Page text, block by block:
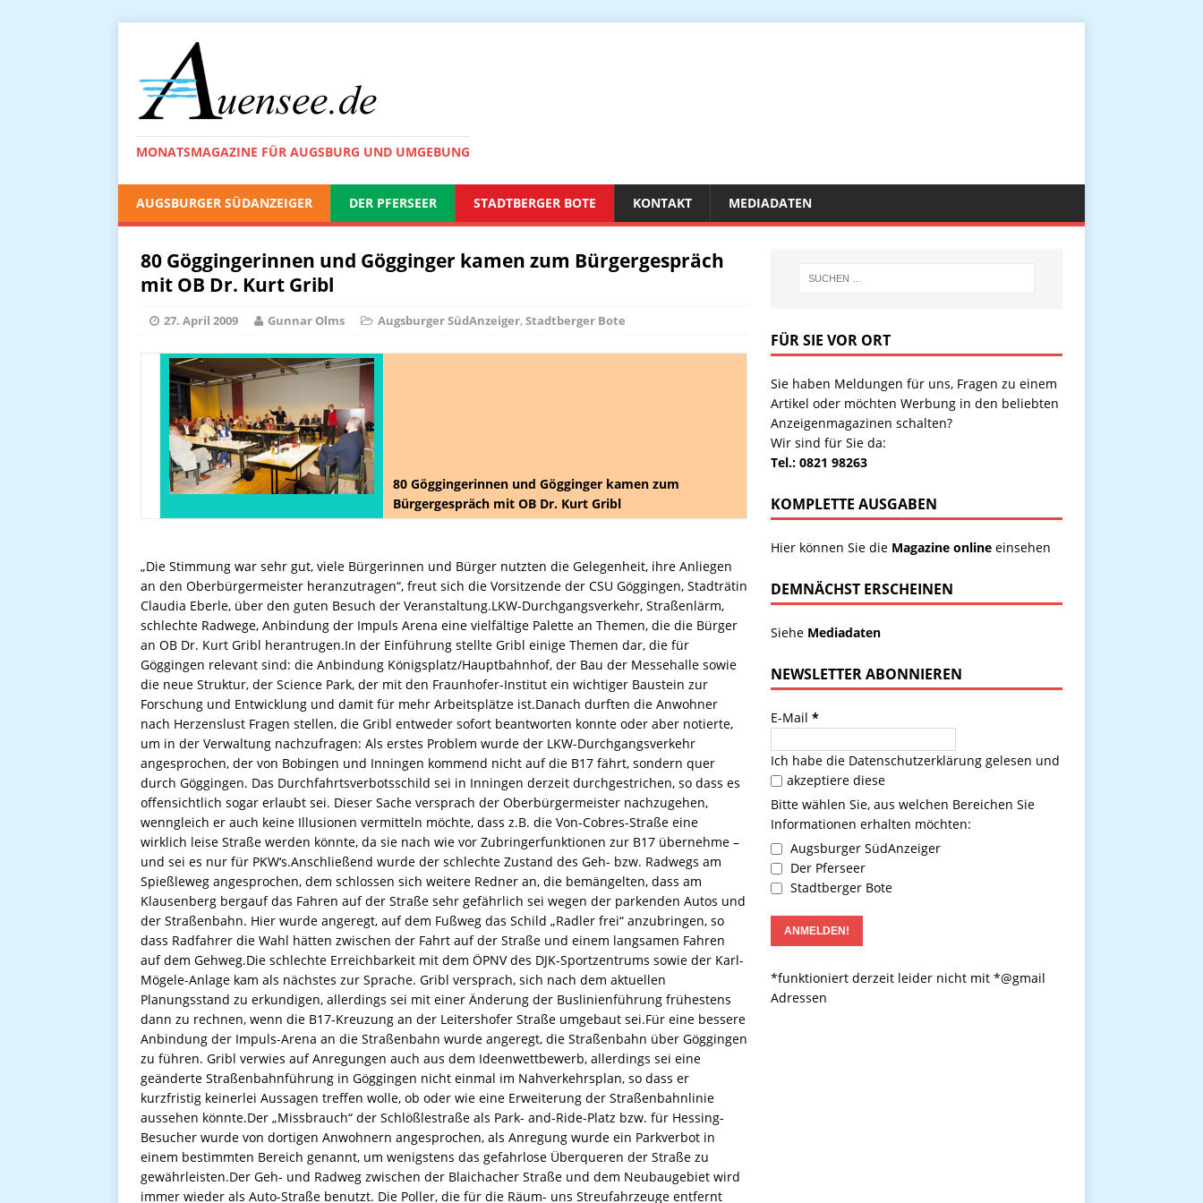
MONATSMAGAZINE FÜR AUGSBURG UND UMGEBUNG
AUGSBURGER SÜDANZEIGER DER PFERSEER STADTBERGER BOTE KONTAKT MEDIADATEN
80 Göggingerinnen und Gögginger kamen zum Bürgergespräch
mit OB Dr. Kurt Gribl
27. April 2009 Gunnar Olms Augsburger SüdAnzeiger, Stadtberger Bote
80 Göggingerinnen und Gögginger kamen zum
Bürgergespräch mit OB Dr. Kurt Gribl
„Die Stimmung war sehr gut, viele Bürgerinnen und Bürger nutzten die Gelegenheit, ihre Anliegen
an den Oberbürgermeister heranzutragen“, freut sich die Vorsitzende der CSU Göggingen, Stadträtin
Claudia Eberle, über den guten Besuch der Veranstaltung.LKW-Durchgangsverkehr, Straßenlärm,
schlechte Radwege, Anbindung der Impuls Arena eine vielfältige Palette an Themen, die die Bürger
an OB Dr. Kurt Gribl herantrugen.In der Einführung stellte Gribl einige Themen dar, die für
Göggingen relevant sind: die Anbindung Königsplatz/Hauptbahnhof, der Bau der Messehalle sowie
die neue Struktur, der Science Park, der mit den Fraunhofer-Institut ein wichtiger Baustein zur
Forschung und Entwicklung und damit für mehr Arbeitsplätze ist.Danach durften die Anwohner
nach Herzenslust Fragen stellen, die Gribl entweder sofort beantworten konnte oder aber notierte,
um in der Verwaltung nachzufragen: Als erstes Problem wurde der LKW-Durchgangsverkehr
angesprochen, der von Bobingen und Inningen kommend nicht auf die B17 fährt, sondern quer
durch Göggingen. Das Durchfahrtsverbotsschild sei in Inningen derzeit durchgestrichen, so dass es
offensichtlich sogar erlaubt sei. Dieser Sache versprach der Oberbürgermeister nachzugehen,
wenngleich er auch keine Illusionen vermitteln möchte, dass z.B. die Von-Cobres-Straße eine
wirklich leise Straße werden könnte, da sie nach wie vor Zubringerfunktionen zur B17 übernehme –
und sei es nur für PKW‘s.Anschließend wurde der schlechte Zustand des Geh- bzw. Radwegs am
Spießleweg angesprochen, dem schlossen sich weitere Redner an, die bemängelten, dass am
Klausenberg bergauf das Fahren auf der Straße sehr gefährlich sei wegen der parkenden Autos und
der Straßenbahn. Hier wurde angeregt, auf dem Fußweg das Schild „Radler frei“ anzubringen, so
dass Radfahrer die Wahl hätten zwischen der Fahrt auf der Straße und einem langsamen Fahren
auf dem Gehweg.Die schlechte Erreichbarkeit mit dem ÖPNV des DJK-Sportzentrums sowie der Karl-
Mögele-Anlage kam als nächstes zur Sprache. Gribl versprach, sich nach dem aktuellen
Planungsstand zu erkundigen, allerdings sei mit einer Änderung der Buslinienführung frühestens
dann zu rechnen, wenn die B17-Kreuzung an der Leitershofer Straße umgebaut sei.Für eine bessere
Anbindung der Impuls-Arena an die Straßenbahn wurde angeregt, die Straßenbahn über Göggingen
zu führen. Gribl verwies auf Anregungen auch aus dem Ideenwettbewerb, allerdings sei eine
geänderte Straßenbahnführung in Göggingen nicht einmal im Nahverkehrsplan, so dass er
kurzfristig keinerlei Aussagen treffen wolle, ob oder wie eine Erweiterung der Straßenbahnlinie
aussehen könnte.Der „Missbrauch“ der Schlößlestraße als Park- and-Ride-Platz bzw. für Hessing-
Besucher wurde von dortigen Anwohnern angesprochen, als Anregung wurde ein Parkverbot in
einem bestimmten Bereich genannt, um wenigstens das gefahrlose Überqueren der Straße zu
gewährleisten.Der Geh- und Radweg zwischen der Blaichacher Straße und dem Neubaugebiet wird
immer wieder als Auto-Straße benutzt. Die Poller, die für die Räum- uns Streufahrzeuge entfernt
FÜR SIE VOR ORT
Sie haben Meldungen für uns, Fragen zu einem
Artikel oder möchten Werbung in den beliebten
Anzeigenmagazinen schalten?
Wir sind für Sie da:
Tel.: 0821 98263
KOMPLETTE AUSGABEN
Hier können Sie die Magazine onlineeinsehen
DEMNÄCHST ERSCHEINEN
Siehe Mediadaten
NEWSLETTER ABONNIEREN
E-Mail *
Ich habe die Datenschutzerklärunggelesen und
akzeptiere diese
Bitte wählen Sie, aus welchen Bereichen Sie
Informationen erhalten möchten:
Augsburger SüdAnzeiger
Der Pferseer
Stadtberger Bote
*funktioniert derzeit leider nicht mit *@gmail
Adressen